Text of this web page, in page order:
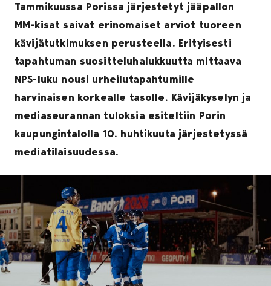
Tammikuussa Porissa järjestetyt jääpallon
MM-kisat saivat erinomaiset arviot tuoreen
kävijätutkimuksen perusteella. Erityisesti
tapahtuman suositteluhalukkuutta mittaava
NPS-luku nousi urheilutapahtumille
harvinaisen korkealle tasolle. Kävijäkyselyn ja
mediaseurannan tuloksia esiteltiin Porin
kaupungintalolla 10. huhtikuuta järjestetyssä
mediatilaisuudessa.